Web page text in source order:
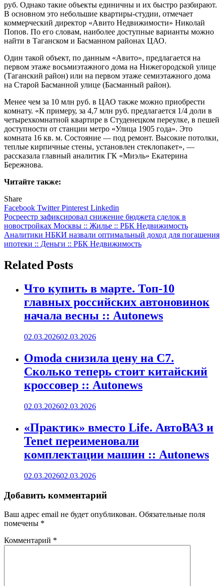
руб. Однако такие объекты единичны и их быстро разбирают.
В основном это небольшие квартиры-студии, отмечает
коммерческий директор «Авито Недвижимости» Николай
Попов. По его словам, наиболее доступные варианты можно
найти в Таганском и Басманном районах ЦАО.
Один такой объект, по данным «Авито», предлагается на
первом этаже восьмиэтажного дома на Нижегородской улице
(Таганский район) или на первом этаже семиэтажного дома
на Старой Басманной улице (Басманный район).
Менее чем за 10 млн руб. в ЦАО также можно приобрести
комнату. «К примеру, за 4,7 млн руб. предлагается 1/4 доли в
четырехкомнатной квартире в Студенецком переулке, в пешей
доступности от станции метро «Улица 1905 года». Это
комната 16 кв. м. Состояние — под ремонт. Высокие потолки,
теплые кирпичные стены, установлен стеклопакет», —
рассказала главный аналитик ГК «Миэль» Екатерина
Бережнова.
Читайте также:
Share
Facebook TwitterPinterestLinkedin
Навигация
по
записям
Росреестр зафиксировал снижение бюджета сделок в
новостройках Москвы :: Жилье :: РБК Недвижимость
Аналитики НБКИ назвали оптимальный доход для погашения
ипотеки :: Деньги :: РБК Недвижимость
Related Posts
Что купить в марте. Топ-10
главных российских автоновинок
начала весны :: Autonews
02.03.202602.03.2026
Omoda снизила цену на C7.
Сколько теперь стоит китайский
кроссовер :: Autonews
02.03.202602.03.2026
«Практик» вместо Life. АвтоВАЗ и
Tenet переименовали
комплектации машин :: Autonews
02.03.202602.03.2026
Добавить комментарий
Ваш адрес email не будет опубликован. Обязательные поля
помечены *
Комментарий *